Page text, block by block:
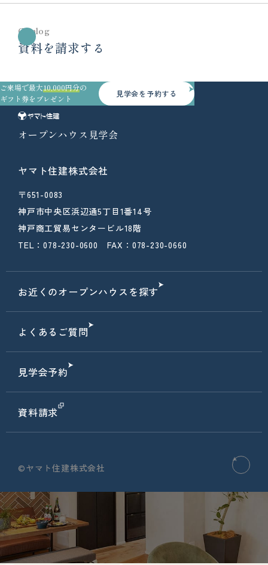
Catalog
資料を請求する
ご来場で最大10,000円分の
ギフト券をプレゼント
見学会を予約する
オープンハウス見学会
ヤマト住建株式会社
〒651-0083
神戸市中央区浜辺通5丁目1番14号
神戸商工貿易センタービル18階
TEL：078-230-0600 FAX：078-230-0660
お近くのオープンハウスを探す
よくあるご質問
見学会予約
資料請求
©ヤマト住建株式会社